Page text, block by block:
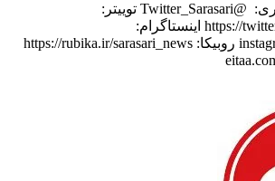
همه جا ‌ توییت سراسری: ‌ @Twitter_Sarasari توییتر:
https://twitter.com/khabar_sarasari اینستاگرام:
instagram.com/sarasarinews روبیکا: https://rubika.ir/sarasari_news